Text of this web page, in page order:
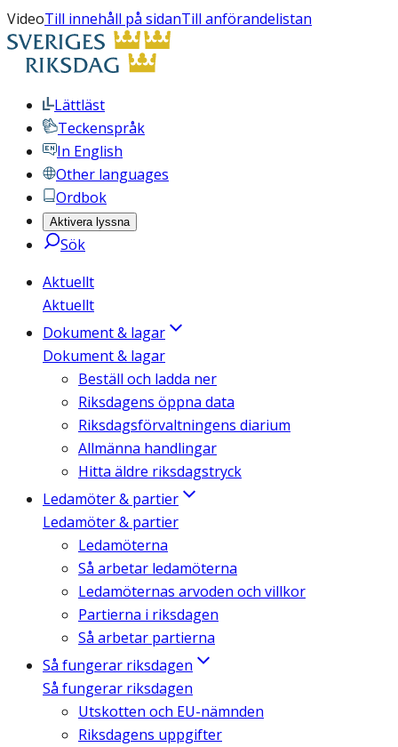
VideoTill innehåll på sidanTill anförandelistan
Lättläst
Teckenspråk
In English
Other languages
Ordbok
Aktivera lyssna
Sök
Aktuellt
Aktuellt
Dokument & lagar
Dokument & lagar
Beställ och ladda ner
Riksdagens öppna data
Riksdagsförvaltningens diarium
Allmänna handlingar
Hitta äldre riksdagstryck
Ledamöter & partier
Ledamöter & partier
Ledamöterna
Så arbetar ledamöterna
Ledamöternas arvoden och villkor
Partierna i riksdagen
Så arbetar partierna
Så fungerar riksdagen
Så fungerar riksdagen
Utskotten och EU-nämnden
Riksdagens uppgifter